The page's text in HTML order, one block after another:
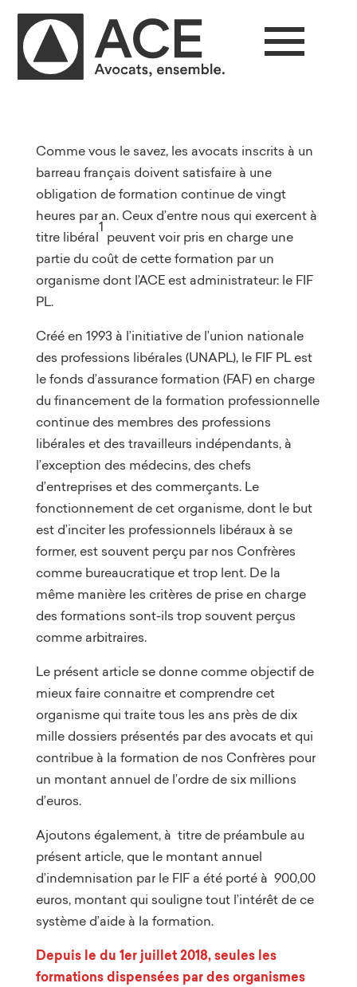
Comme vous le savez, les avocats inscrits à un
barreau français doivent satisfaire à une
obligation de formation continue de vingt
heures par an. Ceux d’entre nous qui exercent à
titre libéral
1
peuvent voir pris en charge une
partie du coût de cette formation par un
organisme dont l’ACE est administrateur: le FIF
PL.
Créé en 1993 à l’initiative de l’union nationale
des professions libérales (UNAPL), le FIF PL est
le fonds d’assurance formation (FAF) en charge
du financement de la formation professionnelle
continue des membres des professions
libérales et des travailleurs indépendants, à
l’exception des médecins, des chefs
d’entreprises et des commerçants. Le
fonctionnement de cet organisme, dont le but
est d’inciter les professionnels libéraux à se
former, est souvent perçu par nos Confrères
comme bureaucratique et trop lent. De la
même manière les critères de prise en charge
des formations sont-ils trop souvent perçus
comme arbitraires.
Le présent article se donne comme objectif de
mieux faire connaitre et comprendre cet
organisme qui traite tous les ans près de dix
mille dossiers présentés par des avocats et qui
contribue à la formation de nos Confrères pour
un montant annuel de l’ordre de six millions
d’euros.
Ajoutons également, à titre de préambule au
présent article, que le montant annuel
d’indemnisation par le FIF a été porté à 900,00
euros, montant qui souligne tout l’intérêt de ce
système d’aide à la formation.
Depuis le du 1er juillet 2018, seules les
formations dispensées par des organismes